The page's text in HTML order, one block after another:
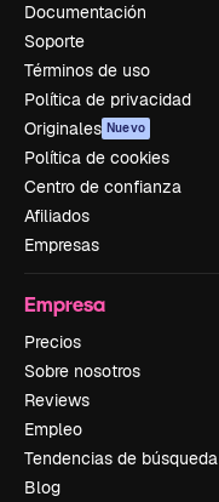
Documentación
Soporte
Términos de uso
Política de privacidad
Originales Nuevo
Política de cookies
Centro de confianza
Afiliados
Empresas
Empresa
Precios
Sobre nosotros
Reviews
Empleo
Tendencias de búsqueda
Blog